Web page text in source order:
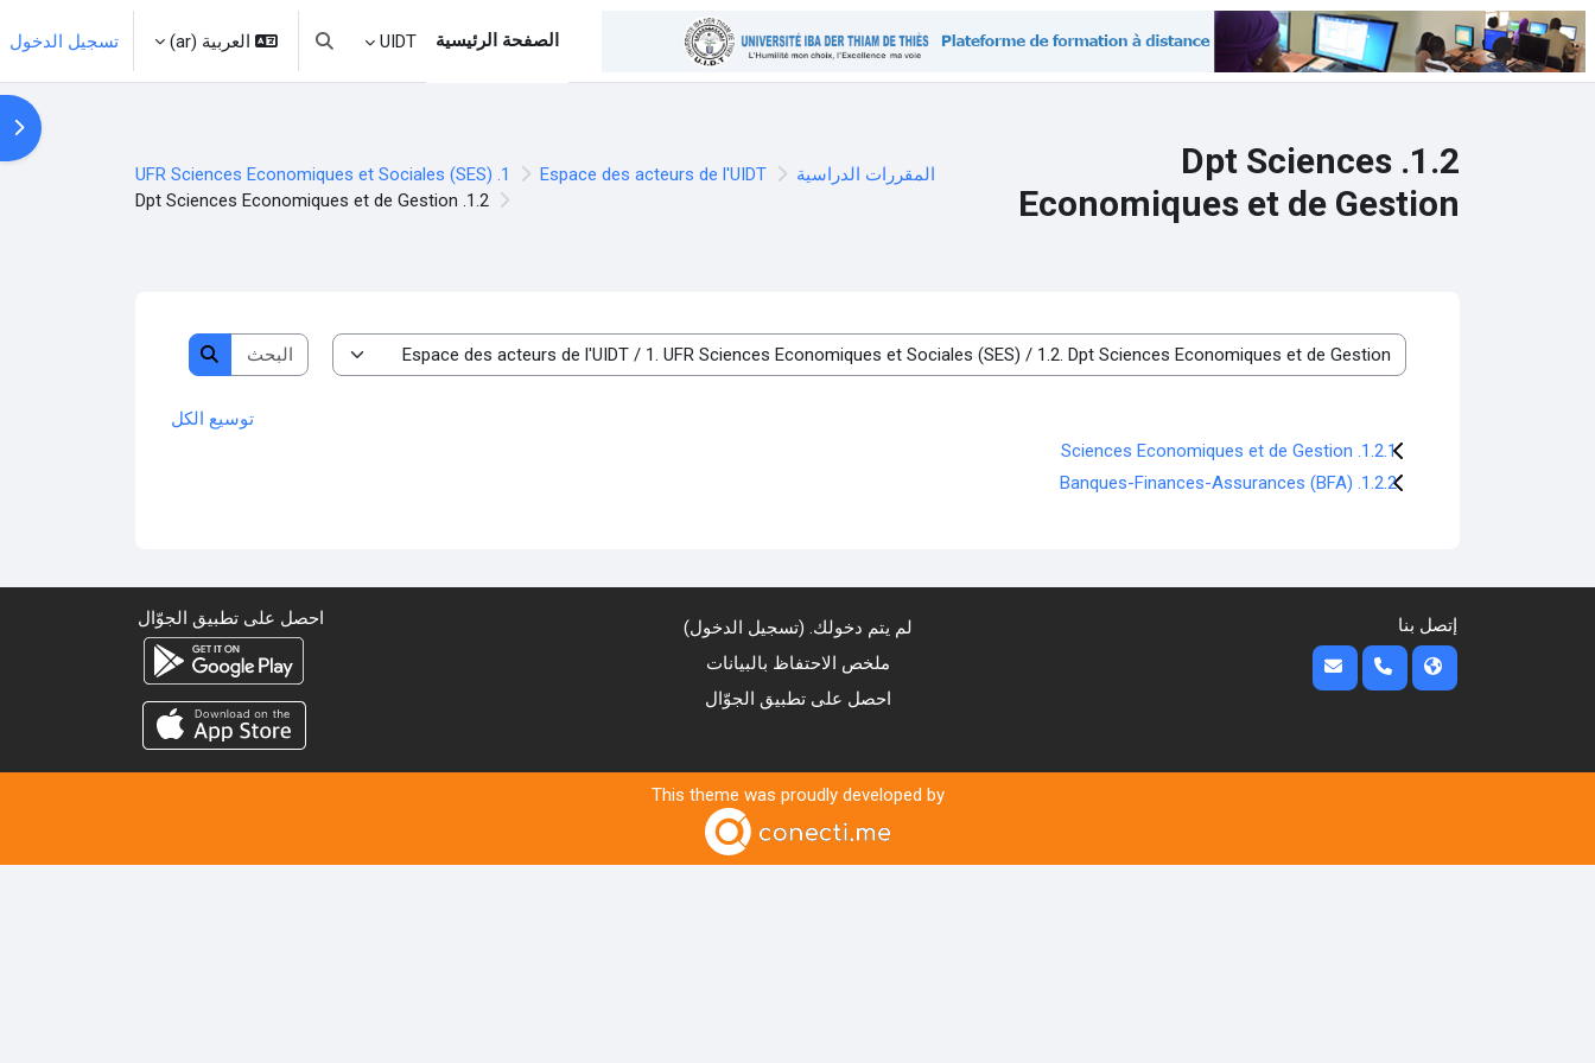
تخطى إلى المحتوى الرئيسي
الصفحة الرئيسية
UIDT تبديل إدخال البحث
العربية ‎(ar)‎ تسجيل الدخول
1.2. Dpt Sciences
Economiques et de Gestion
المقررات الدراسية Espace des acteurs de l'UIDT
1. UFR Sciences Economiques et Sociales (SES)
1.2. Dpt Sciences Economiques et de Gestion
تصنيفات المقررات
البحث في المقررات الدراسية
البحث في المقررات
توسيع الكل
1.2.1. Sciences Economiques et de Gestion
1.2.2. Banques-Finances-Assurances (BFA)
إتصل بنا لم يتم دخولك. (تسجيل الدخول)
ملخص الاحتفاظ بالبيانات
احصل على تطبيق الجوّال
احصل على تطبيق الجوّال
This theme was proudly developed by